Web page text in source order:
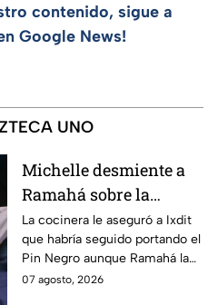
contenido, sigue a
Google News!
UNO
Michelle desmiente a
Ramahá sobre la
designación del Pin
Negro a un integrante
de las "Divas" en
MasterChef 24/7
La cocinera le aseguró a Ixdit
que habría seguido portando el
Pin Negro aunque Ramahá la
hubiera subido al balcón
07 agosto, 2026